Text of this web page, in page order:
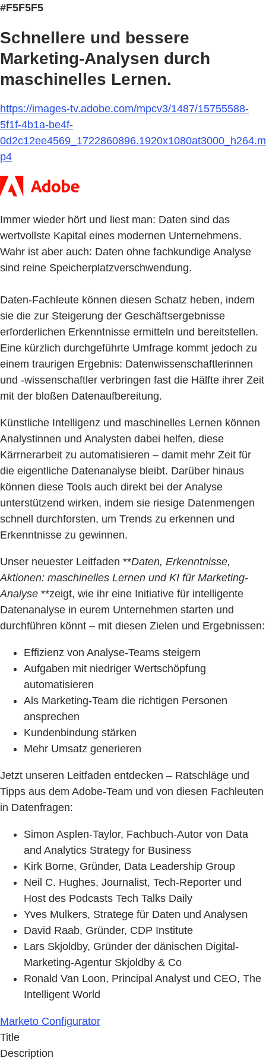
#F5F5F5
Schnellere und bessere
Marketing-Analysen durch
maschinelles Lernen.
https://images-tv.adobe.com/mpcv3/1487/15755588-
5f1f-4b1a-be4f-
0d2c12ee4569_1722860896.1920x1080at3000_h264.m
p4
Immer wieder hört und liest man: Daten sind das
wertvollste Kapital eines modernen Unternehmens.
Wahr ist aber auch: Daten ohne fachkundige Analyse
sind reine Speicherplatzverschwendung.
Daten-Fachleute können diesen Schatz heben, indem
sie die zur Steigerung der Geschäftsergebnisse
erforderlichen Erkenntnisse ermitteln und bereitstellen.
Eine kürzlich durchgeführte Umfrage kommt jedoch zu
einem traurigen Ergebnis: Datenwissenschaftlerinnen
und -wissenschaftler verbringen fast die Hälfte ihrer Zeit
mit der bloßen Datenaufbereitung.
Künstliche Intelligenz und maschinelles Lernen können
Analystinnen und Analysten dabei helfen, diese
Kärrnerarbeit zu automatisieren – damit mehr Zeit für
die eigentliche Datenanalyse bleibt. Darüber hinaus
können diese Tools auch direkt bei der Analyse
unterstützend wirken, indem sie riesige Datenmengen
schnell durchforsten, um Trends zu erkennen und
Erkenntnisse zu gewinnen.
Unser neuester Leitfaden **Daten, Erkenntnisse,
Aktionen: maschinelles Lernen und KI für Marketing-
Analyse **zeigt, wie ihr eine Initiative für intelligente
Datenanalyse in eurem Unternehmen starten und
durchführen könnt – mit diesen Zielen und Ergebnissen:
Effizienz von Analyse-Teams steigern
Aufgaben mit niedriger Wertschöpfung
automatisieren
Als Marketing-Team die richtigen Personen
ansprechen
Kundenbindung stärken
Mehr Umsatz generieren
Jetzt unseren Leitfaden entdecken – Ratschläge und
Tipps aus dem Adobe-Team und von diesen Fachleuten
in Datenfragen:
Simon Asplen-Taylor, Fachbuch-Autor von Data
and Analytics Strategy for Business
Kirk Borne, Gründer, Data Leadership Group
Neil C. Hughes, Journalist, Tech-Reporter und
Host des Podcasts Tech Talks Daily
Yves Mulkers, Stratege für Daten und Analysen
David Raab, Gründer, CDP Institute
Lars Skjoldby, Gründer der dänischen Digital-
Marketing-Agentur Skjoldby & Co
Ronald Van Loon, Principal Analyst und CEO, The
Intelligent World
Marketo Configurator
Title
Description